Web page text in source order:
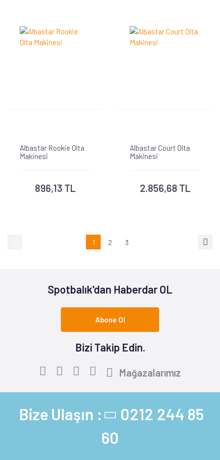
Albastar Rookie Olta
Makinesi
896,13 TL
Albastar Court Olta
Makinesi
2.856,68 TL
1 2 3
Spotbalık'dan Haberdar OL
Abone Ol
Bizi Takip Edin.
Mağazalarımız
Bize Ulaşın : 0212 244 85
60